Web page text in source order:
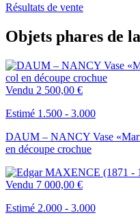
Résultats de vente
Objets phares de
Vendu 2 500,00 €
Estimé 1.500 - 3.000
DAUM – NANCY Vase
en découpe crochue
Vendu 7 000,00 €
Estimé 2.000 - 3.000